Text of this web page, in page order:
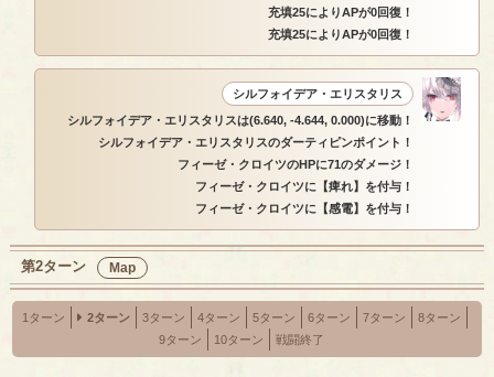
充填25によりAPが0回復！
充填25によりAPが0回復！
シルフォイデア・エリスタリス
シルフォイデア・エリスタリスは(6.640, -4.644, 0.000)に移動！
シルフォイデア・エリスタリスのダーティピンポイント！
フィーゼ・クロイツのHPに71のダメージ！
フィーゼ・クロイツに【痺れ】を付与！
フィーゼ・クロイツに【感電】を付与！
第2ターン Map
1ターン 2ターン 3ターン 4ターン 5ターン 6ターン 7ターン
8ターン
9ターン
10ターン 戦闘終了